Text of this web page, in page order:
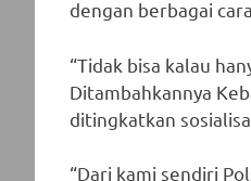
dengan berbagai
“Tidak bisa kalau
Ditambahkannya
ditingkatkan
“Dari kami sendiri